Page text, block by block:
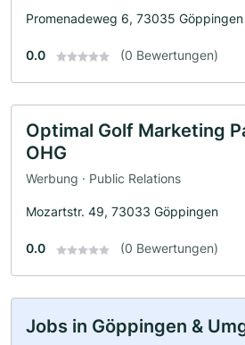
Promenadeweg 6, 73035 Göppingen
0.0 (0 Bewertungen)
Optimal Golf Marketing
OHG
Werbung · Public Relations
Mozartstr. 49, 73033 Göppingen
0.0 (0 Bewertungen)
Jobs in Göppingen &